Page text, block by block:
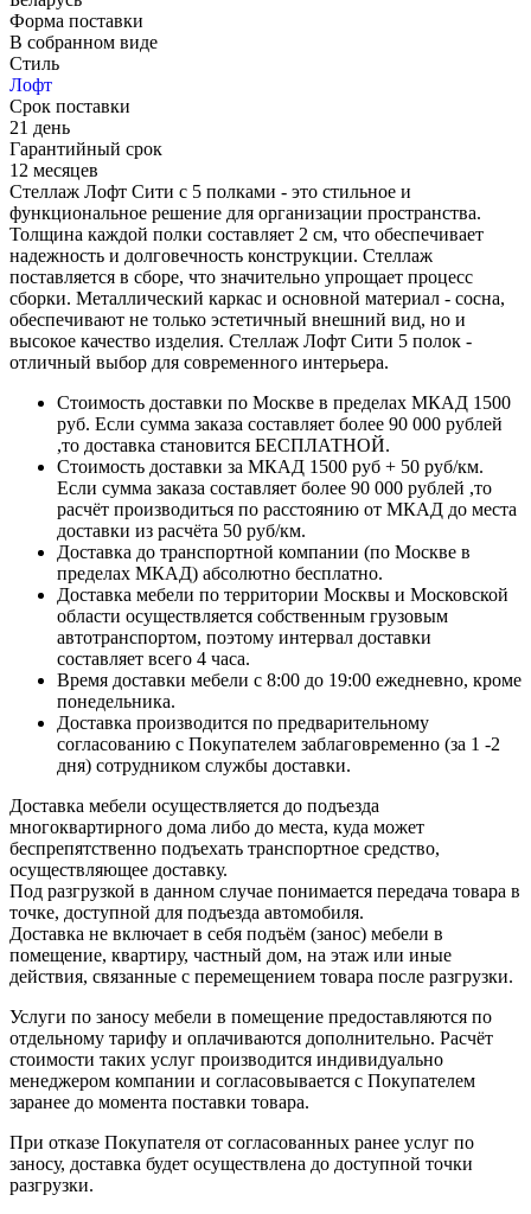
Форма поставки
В собранном виде
Стиль
Лофт
Срок поставки
21 день
Гарантийный срок
12 месяцев
Стеллаж Лофт Сити с 5 полками - это стильное и
функциональное решение для организации пространства.
Толщина каждой полки составляет 2 см, что обеспечивает
надежность и долговечность конструкции. Стеллаж
поставляется в сборе, что значительно упрощает процесс
сборки. Металлический каркас и основной материал - сосна,
обеспечивают не только эстетичный внешний вид, но и
высокое качество изделия. Стеллаж Лофт Сити 5 полок -
отличный выбор для современного интерьера.
Стоимость доставки по Москве в пределах МКАД 1500
руб. Если сумма заказа составляет более 90 000 рублей
,то доставка становится БЕСПЛАТНОЙ.
Стоимость доставки за МКАД 1500 руб + 50 руб/км.
Если сумма заказа составляет более 90 000 рублей ,то
расчёт производиться по расстоянию от МКАД до места
доставки из расчёта 50 руб/км.
Доставка до транспортной компании (по Москве в
пределах МКАД) абсолютно бесплатно.
Доставка мебели по территории Москвы и Московской
области осуществляется собственным грузовым
автотранспортом, поэтому интервал доставки
составляет всего 4 часа.
Время доставки мебели с 8:00 до 19:00 ежедневно, кроме
понедельника.
Доставка производится по предварительному
согласованию с Покупателем заблаговременно (за 1 -2
дня) сотрудником службы доставки.
Доставка мебели осуществляется до подъезда
многоквартирного дома либо до места, куда может
беспрепятственно подъехать транспортное средство,
осуществляющее доставку.
Под разгрузкой в данном случае понимается передача товара в
точке, доступной для подъезда автомобиля.
Доставка не включает в себя подъём (занос) мебели в
помещение, квартиру, частный дом, на этаж или иные
действия, связанные с перемещением товара после разгрузки.
Услуги по заносу мебели в помещение предоставляются по
отдельному тарифу и оплачиваются дополнительно. Расчёт
стоимости таких услуг производится индивидуально
менеджером компании и согласовывается с Покупателем
заранее до момента поставки товара.
При отказе Покупателя от согласованных ранее услуг по
заносу, доставка будет осуществлена до доступной точки
разгрузки.